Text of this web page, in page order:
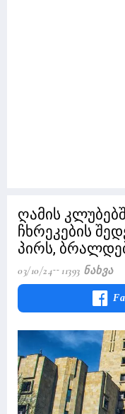
ღამის
ჩხრეკების
პირს,
03/10/24 11393 Ნახვა